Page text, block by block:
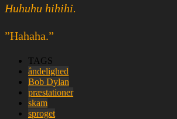
Huhuhu hihihi.
”Hahaha.”
TAGS
åndelighed
Bob Dylan
præstationer
skam
sproget